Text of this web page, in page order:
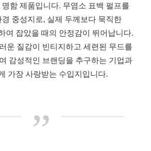
함 제품입니다. 무염소 표백 펄프를
중성지로, 실제 두께보다 묵직한
여 잡았을 때의 안정감이 뛰어납니다.
운 질감이 빈티지하고 세련된 무드를
감성적인 브랜딩을 추구하는 기업과
가장 사랑받는 수입지입니다.
”